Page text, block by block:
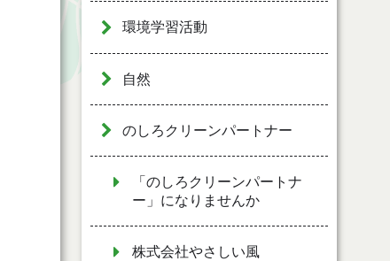
環境学習活動
自然
のしろクリーンパートナー
「のしろクリーンパートナ
ー」になりませんか
株式会社やさしい風